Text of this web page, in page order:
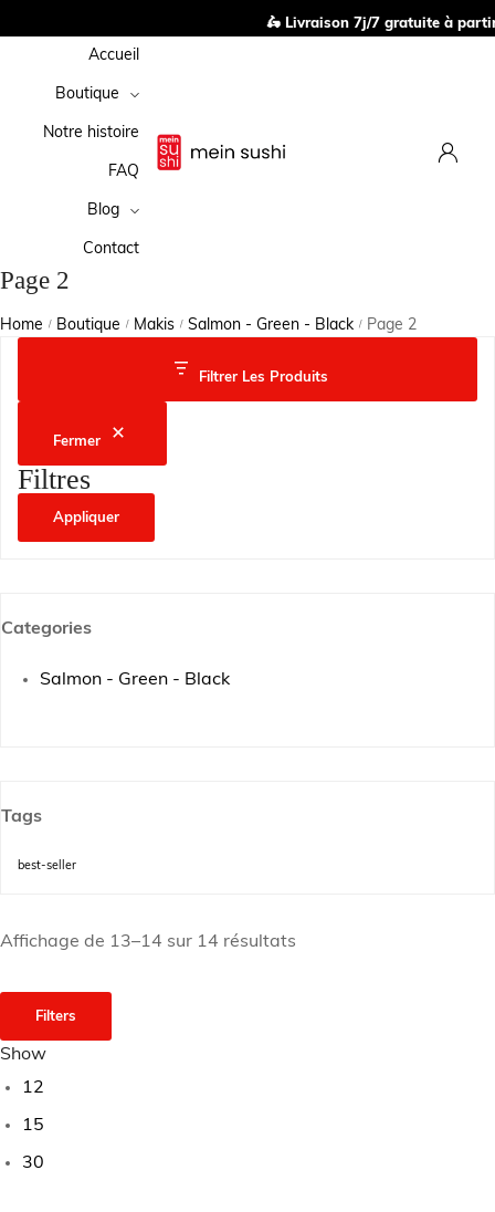
🛵 Livraison 7j/7 gratuite à partir
Accueil
Boutique
Notre histoire
FAQ
Blog
Contact
Page 2
Home / Boutique / Makis / Salmon - Green - Black / Page 2
Filtrer Les Produits
Fermer
Filtres
Appliquer
Categories
Salmon - Green - Black
Tags
best-seller
Affichage de 13–14 sur 14 résultats
Filters
Show
12
15
30